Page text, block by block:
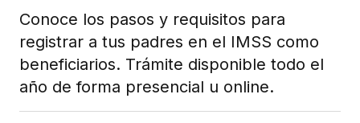
Conoce los pasos y requisitos para
registrar a tus padres en el IMSS como
beneficiarios. Trámite disponible todo el
año de forma presencial u online.